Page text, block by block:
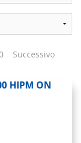
Successivo
HIPM ON